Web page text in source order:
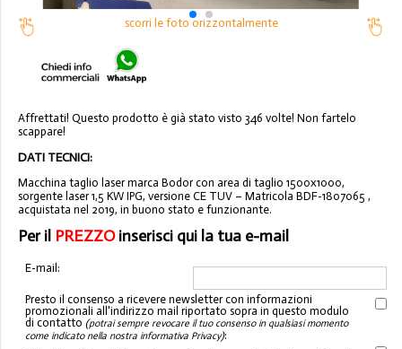
scorri le foto orizzontalmente
Affrettati! Questo prodotto è già stato visto 346 volte! Non fartelo
scappare!
DATI TECNICI:
Macchina taglio laser marca Bodor con area di taglio 1500x1000,
sorgente laser 1,5 KW IPG, versione CE TUV – Matricola BDF-1807065 ,
acquistata nel 2019, in buono stato e funzionante.
Per il PREZZOinserisci qui la tua e-mail
E-mail:
Presto il consenso a ricevere newsletter con informazioni
promozionali all'indirizzo mail riportato sopra in questo modulo
di contatto (potrai sempre revocare il tuo consenso in qualsiasi momento
come indicato nella nostra informativa Privacy):